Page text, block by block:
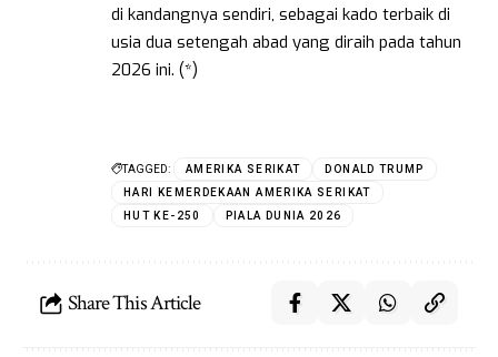
di kandangnya sendiri, sebagai kado terbaik di
usia dua setengah abad yang diraih pada tahun
2026 ini. (*)
TAGGED: AMERIKA SERIKAT
DONALD TRUMP
HARI KEMERDEKAAN AMERIKA SERIKAT
HUT KE-250
PIALA DUNIA 2026
Share This Article